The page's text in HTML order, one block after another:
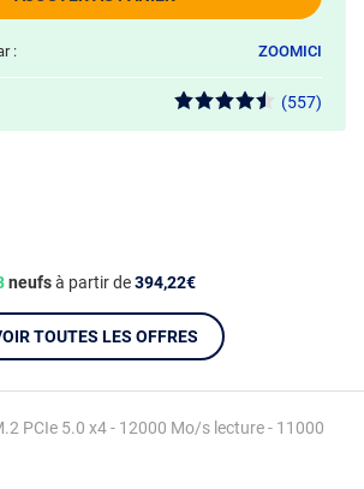
PCIe 5.0 x4 - 12000 Mo/s lecture - 11000
: ZOOMICI
(557)
neufsà partir de394,22€
TOUTES LES OFFRES